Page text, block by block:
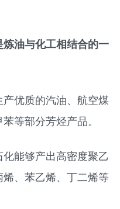
油与化工相结合的一
产优质的汽油、航空煤
等部分芳烃产品。
化能够产出高密度聚乙
、苯乙烯、丁二烯等